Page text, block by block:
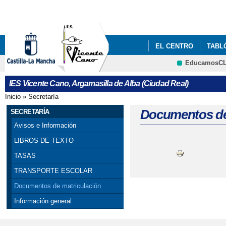
EL CENTRO
BANCO DE
EDUCACIÓN
IES Vicente Cano, Argamasilla de Alba (Ciudad Real)
Se encuentra usted aquí
Inicio » Secretaría
SECRETARÍA
Avisos e Información
LIBROS DE TEXTO
TASAS
TRANSPORTE ESCOLAR
Documentos de matriculación
Información general
Documentos